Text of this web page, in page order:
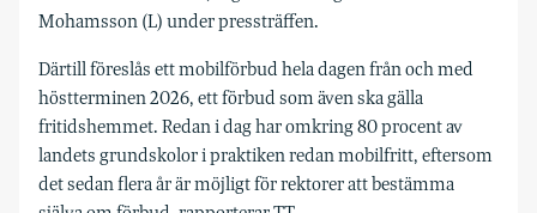
Mohamsson (L) under pressträffen.
Därtill föreslås ett mobilförbud hela dagen från och med
höstterminen 2026, ett förbud som även ska gälla
fritidshemmet. Redan i dag har omkring 80 procent av
landets grundskolor i praktiken redan mobilfritt, eftersom
det sedan flera år är möjligt för rektorer att bestämma